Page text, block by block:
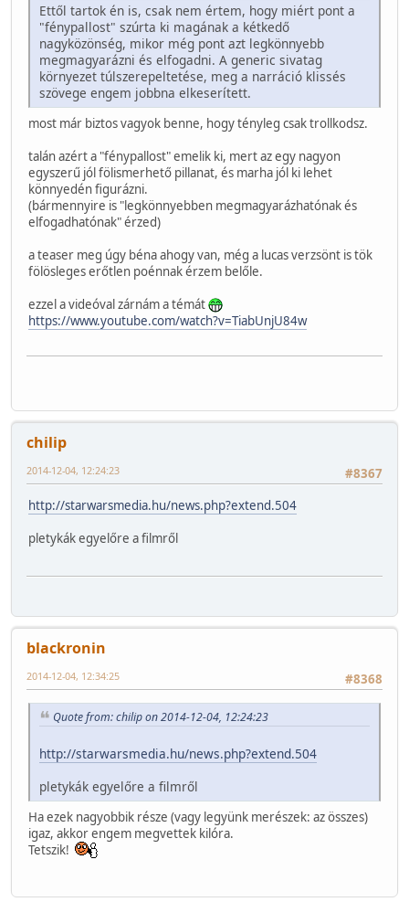
Ettől tartok én is, csak nem értem, hogy miért pont a
"fénypallost" szúrta ki magának a kétkedő
nagyközönség, mikor még pont azt legkönnyebb
megmagyarázni és elfogadni. A generic sivatag
környezet túlszerepeltetése, meg a narráció klissés
szövege engem jobbna elkeserített.
most már biztos vagyok benne, hogy tényleg csak trollkodsz.
talán azért a "fénypallost" emelik ki, mert az egy nagyon
egyszerű jól fölismerhető pillanat, és marha jól ki lehet
könnyedén figurázni.
(bármennyire is "legkönnyebben megmagyarázhatónak és
elfogadhatónak" érzed)
a teaser meg úgy béna ahogy van, még a lucas verzsönt is tök
fölösleges erőtlen poénnak érzem belőle.
ezzel a videóval zárnám a témát
https://www.youtube.com/watch?v=TiabUnjU84w
chilip
#8367
2014-12-04, 12:24:23
http://starwarsmedia.hu/news.php?extend.504
pletykák egyelőre a filmről
blackronin
#8368
2014-12-04, 12:34:25
Quote from: chilip on 2014-12-04, 12:24:23
http://starwarsmedia.hu/news.php?extend.504
pletykák egyelőre a filmről
Ha ezek nagyobbik része (vagy legyünk merészek: az összes)
igaz, akkor engem megvettek kilóra.
Tetszik!